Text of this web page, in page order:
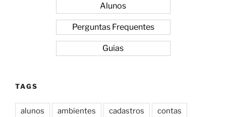
Alunos
Perguntas Frequentes
Guias
TAGS
alunos ambientes cadastros contas